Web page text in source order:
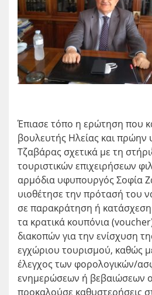
Έπιασε τόπο η ερώτηση που
βουλευτής Ηλείας και
Τζαβάρας σχετικά με τη
τουριστικών επιχειρήσεων
αρμόδια υφυπουργός Σοφία
υιοθέτησε την πρότασή του
σε παρακράτηση ή
τα κρατικά κουπόνια
διακοπών για την ενίσχυση
εγχώριου τουρισμού, καθώς
έλεγχος των φορολογικών/
ενημερώσεων ή βεβαιώσεων
προκαλούσε καθυστερήσεις